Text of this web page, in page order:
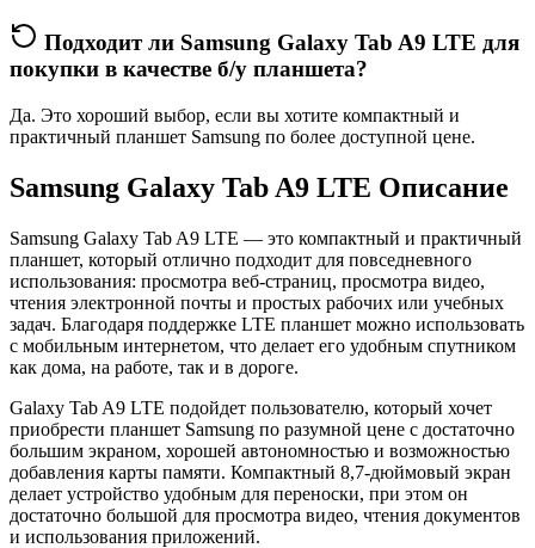
Подходит ли Samsung Galaxy Tab A9 LTE для
покупки в качестве б/у планшета?
Да. Это хороший выбор, если вы хотите компактный и
практичный планшет Samsung по более доступной цене.
Samsung Galaxy Tab A9 LTE Описание
Samsung Galaxy Tab A9 LTE — это компактный и практичный
планшет, который отлично подходит для повседневного
использования: просмотра веб-страниц, просмотра видео,
чтения электронной почты и простых рабочих или учебных
задач. Благодаря поддержке LTE планшет можно использовать
с мобильным интернетом, что делает его удобным спутником
как дома, на работе, так и в дороге.
Galaxy Tab A9 LTE подойдет пользователю, который хочет
приобрести планшет Samsung по разумной цене с достаточно
большим экраном, хорошей автономностью и возможностью
добавления карты памяти. Компактный 8,7-дюймовый экран
делает устройство удобным для переноски, при этом он
достаточно большой для просмотра видео, чтения документов
и использования приложений.